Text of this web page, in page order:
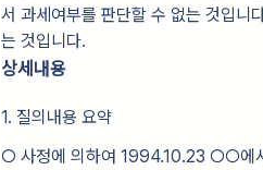
서 과세여부를 판단할 수 없는 것입
는 것입니다.
상세내용
1. 질의내용 요약
○ 사정에 의하여 1994.10.23 ○○에